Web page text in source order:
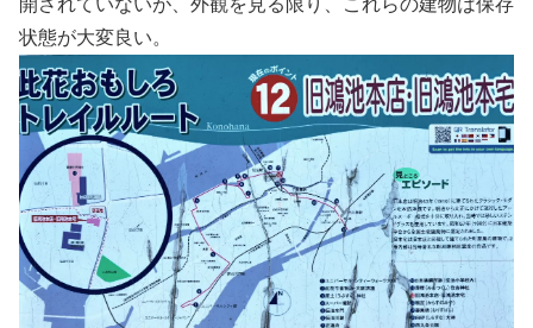
状態が大変良い。